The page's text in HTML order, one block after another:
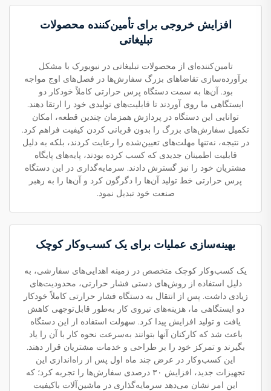
افزایش خروجی برای تأمین‌کننده محصولات
تبلیغاتی
تامین‌کننده‌ای از محصولات تبلیغاتی در نیویورک با مشکل
برآورده‌سازی تقاضاهای بزرگ سفارش‌ها در فصل‌های اوج مواجه
بود. آن‌ها به سمت دستگاه پرس حرارتی کاملاً خودکار دو
ایستگاهی ما روی آوردند تا قابلیت‌های تولیدی خود را ارتقا دهند.
توانایی این دستگاه در پردازش همزمان چندین قطعه، امکان
تکمیل سفارش‌های بزرگ را بدون قربانی کردن کیفیت فراهم کرد.
در نتیجه، نه‌تنها مهلت‌های تعیین‌شده را رعایت کردند، بلکه به دلیل
قابلیت اطمینان جدیدی که کسب کرده بودند، پایه‌های پایگاه
مشتریان خود را نیز گسترش دادند. سرمایه‌گذاری در این دستگاه
پرس حرارتی خط تولید آن‌ها را دگرگون کرد و آن‌ها را به رهبر
صنعت خود تبدیل نمود.
بهینه‌سازی عملیات برای یک کسب‌وکار کوچک
یک کسب‌وکار کوچک متخصص در زمینه اهدایی‌های سفارشی، به
دلیل استفاده از روش‌های دستی فشار حرارتی، محدودیت‌های
زیادی داشت. پس از انتقال به دستگاه فشار حرارتی کاملاً خودکار
دو ایستگاهی ما، هزینه‌های نیروی کار به‌طور قابل‌توجهی کاهش
یافت و تولید افزایش پیدا کرد. سهولت استفاده از این دستگاه
باعث شد که کارکنان آنها بتوانند به‌سرعت نحوه کار با آن را یاد
بگیرند و تمرکز خود را بر طراحی و خدمات مشتریان قرار دهند.
این کسب‌وکار در عرض چند ماه اول پس از راه‌اندازی این
تجهیزات جدید، افزایش ۳۰ درصدی سفارش‌ها را تجربه کرد؛ که
این امر نشان می‌دهد سرمایه‌گذاری در ماشین‌آلات باکیفیت